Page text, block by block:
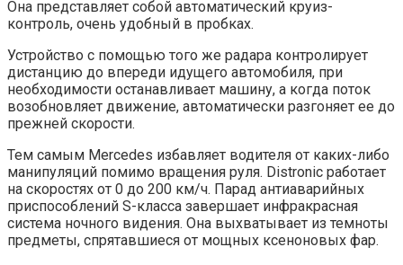
Она представляет собой автоматический круиз-
контроль, очень удобный в пробках.
Устройство с помощью того же радара контролирует
дистанцию до впереди идущего автомобиля, при
необходимости останавливает машину, а когда поток
возобновляет движение, автоматически разгоняет ее до
прежней скорости.
Тем самым Mercedes избавляет водителя от каких-либо
манипуляций помимо вращения руля. Distronic работает
на скоростях от 0 до 200 км/ч. Парад антиаварийных
приспособлений S-класса завершает инфракрасная
система ночного видения. Она выхватывает из темноты
предметы, спрятавшиеся от мощных ксеноновых фар.